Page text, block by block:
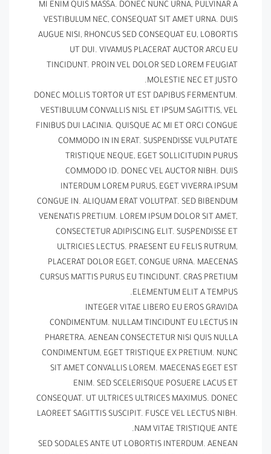
MI ENIM QUIS MASSA. DONEC NUNC URNA, PULVINAR A
VESTIBULUM NEC, CONSEQUAT SIT AMET URNA. DUIS
AUGUE NISI, RHONCUS SED CONSEQUAT EU, LOBORTIS
UT DUI. VIVAMUS PLACERAT AUCTOR ARCU EU
TINCIDUNT. PROIN VEL DOLOR SED LOREM FEUGIAT
MOLESTIE NEC ET JUSTO.
DONEC MOLLIS TORTOR UT EST DAPIBUS FERMENTUM.
VESTIBULUM CONVALLIS NISL ET IPSUM SAGITTIS, VEL
FINIBUS DUI LACINIA. QUISQUE AC MI ET ORCI CONGUE
COMMODO IN IN ERAT. SUSPENDISSE VULPUTATE
TRISTIQUE NEQUE, EGET SOLLICITUDIN PURUS
COMMODO ID. DONEC VEL AUCTOR NIBH. DUIS
INTERDUM LOREM PURUS, EGET VIVERRA IPSUM
CONGUE IN. ALIQUAM ERAT VOLUTPAT. SED BIBENDUM
VENENATIS PRETIUM. LOREM IPSUM DOLOR SIT AMET,
CONSECTETUR ADIPISCING ELIT. SUSPENDISSE ET
ULTRICIES LECTUS. PRAESENT EU FELIS RUTRUM,
PLACERAT DOLOR EGET, CONGUE URNA. MAECENAS
CURSUS MATTIS PURUS EU TINCIDUNT. CRAS PRETIUM
ELEMENTUM ELIT A TEMPUS.
INTEGER VITAE LIBERO EU EROS GRAVIDA
CONDIMENTUM. NULLAM TINCIDUNT EU LECTUS IN
PHARETRA. AENEAN CONSECTETUR NISI QUIS NULLA
CONDIMENTUM, EGET TRISTIQUE EX PRETIUM. NUNC
SIT AMET CONVALLIS LOREM. MAECENAS EGET EST
ENIM. SED SCELERISQUE POSUERE LACUS ET
CONSEQUAT. UT ULTRICES ULTRICES MAXIMUS. DONEC
LAOREET SAGITTIS SUSCIPIT. FUSCE VEL LECTUS NIBH.
NAM VITAE TRISTIQUE ANTE.
SED SODALES ANTE UT LOBORTIS INTERDUM. AENEAN